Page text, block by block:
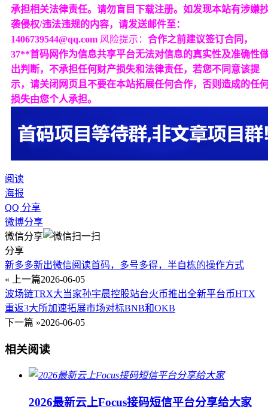
承担相关法律责任。请勿盲目下载注册。如发现本站有涉嫌
袭侵权/违法违规的内容，请发送邮件至：
1406739544@qq.com 风险提示： 合作之前建议签订合同，
37**首码网作为信息共享平台无法对信息的真实性及准确性
出判断，不承担任何财产损失和法律责任，若您不同意该提
示，请关闭网页且不要在本站拓展任何合作，否则造成的任
损失由您个人承担。
阅读
海报
QQ 分享
微博分享
微信分享
分享
新多多新出微信阅读首码，多号多得，半自栋的操作方式
« 上一篇2026-06-05
波场链TRX大当家孙宇晨控股站台火币推出全新平台币HTX
重返3大所加速拓展市场对标BNB和OKB
下一篇 »2026-06-05
相关阅读
2026最新云上Focus接码短信平台分享给大家